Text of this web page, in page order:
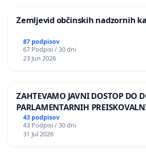
Zemljevid občinskih nadzornih
87 podpisov
67 Podpisi / 30 dni
23 Jun 2026
ZAHTEVAMO JAVNI DOSTOP DO
PARLAMENTARNIH
ILEGALNI TRGOVINI Z OROŽJEM
43 podpisov
43 Podpisi / 30 dni
31 Jul 2026